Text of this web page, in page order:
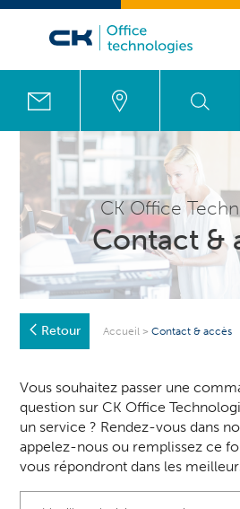
CK Office
Contact &
Retour Accueil >Contact & accès
Vous souhaitez passer une
question sur CK Office
un service ? Rendez-vous dans
appelez-nous ou remplissez ce
vous répondront dans les